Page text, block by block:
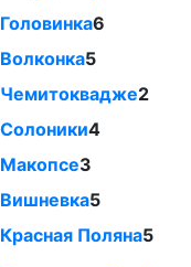
Головинка6
Волконка5
Чемитоквадже2
Солоники4
Макопсе3
Вишневка5
Красная Поляна5